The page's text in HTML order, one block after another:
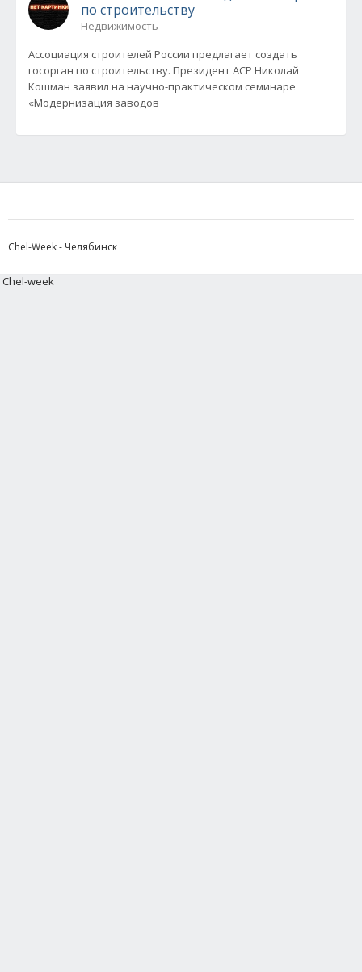
по строительству
Недвижимость
Ассоциация строителей России предлагает создать
госорган по строительству. Президент АСР Николай
Кошман заявил на научно-практическом семинаре
«Модернизация заводов
Chel-Week - Челябинск
Chel-week